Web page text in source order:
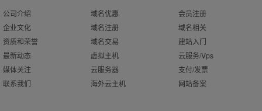
公司介绍
企业文化
资质和荣誉
最新动态
媒体关注
联系我们
域名优惠
域名注册
域名交易
虚拟主机
云服务器
海外云主机
会员注册
域名相关
建站入门
云服务/Vps
支付/发票
网站备案